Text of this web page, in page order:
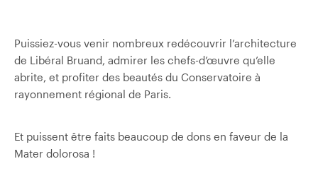
Puissiez-vous venir nombreux redécouvrir l’architecture
de Libéral Bruand, admirer les chefs-d’œuvre qu’elle
abrite, et profiter des beautés du Conservatoire à
rayonnement régional de Paris.
Et puissent être faits beaucoup de dons en faveur de la
Mater dolorosa !